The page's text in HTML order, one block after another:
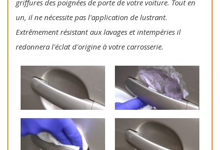
griffures des poignées de porte de votre voiture. Tout en
un, il ne nécessite pas l'application de lustrant.
Extrêmement résistant aux lavages et intempéries il
redonnera l'éclat d'origine à votre carrosserie.